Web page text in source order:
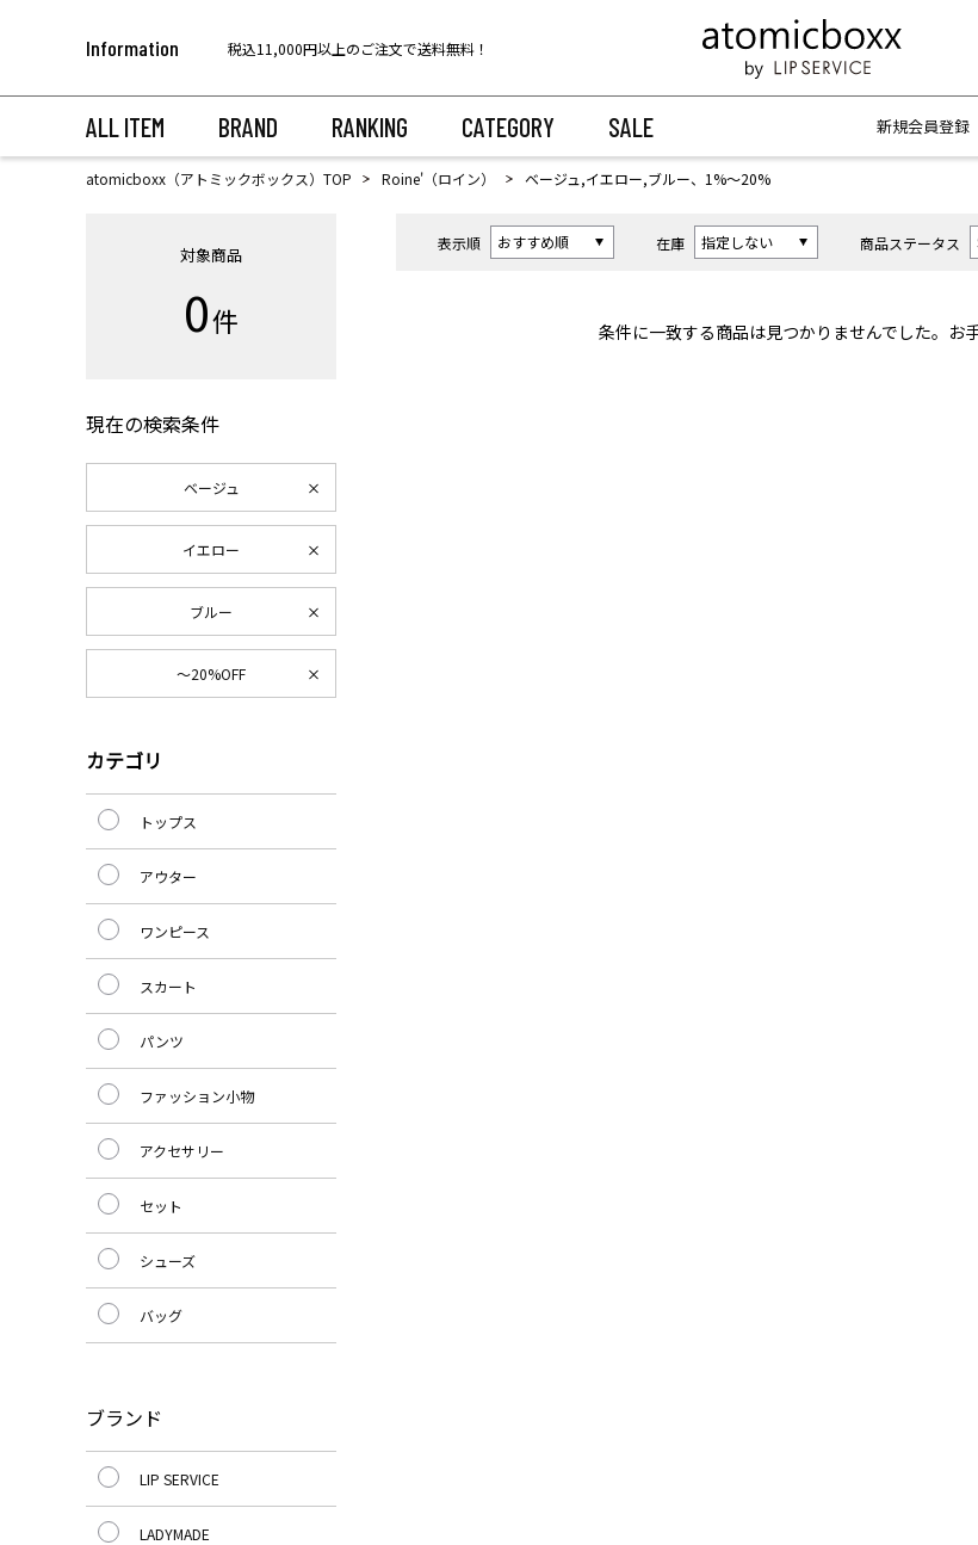
Information
税込11,000円以上のご注文で送料無料！
ALL ITEM BRAND RANKING CATEGORY SALE 新規会員登録
atomicboxx（アトミックボックス）TOP Roine'（ロイン） ベージュ,イエロー,ブルー、1%〜20%
表示順 在庫 商品ステータス
条件に一致する商品は見つかりませんでした。お
対象商品
0件
現在の検索条件
ベージュ
イエロー
ブルー
～20%OFF
カテゴリ
トップス
アウター
ワンピース
スカート
パンツ
ファッション小物
アクセサリー
セット
シューズ
バッグ
ブランド
LIP SERVICE
LADYMADE